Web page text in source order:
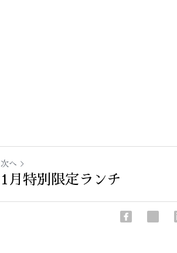
次へ
1月特別限定ランチ